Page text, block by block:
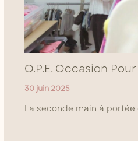
O.P.E. Occasion
30 juin 2025
La seconde main à